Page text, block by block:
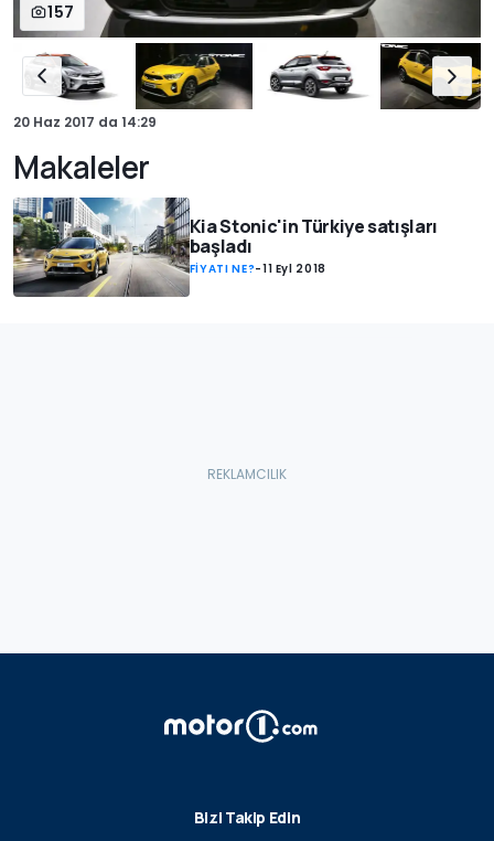
157
20 Haz 2017 da 14:29
Makaleler
Kia Stonic'in Türkiye satışları
başladı
FİYATI NE?-11 Eyl 2018
Bizi Takip Edin